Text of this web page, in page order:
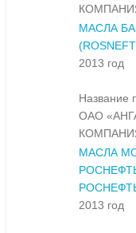
МАСЛА
2013 год
Название
ОАО
МАСЛА
РОСНЕФТЬ
РОСНЕФТЬ
2013 год